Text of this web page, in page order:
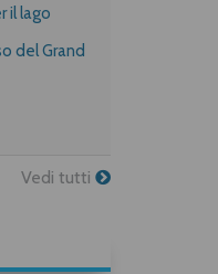
il lago
del Grand
Vedi tutti